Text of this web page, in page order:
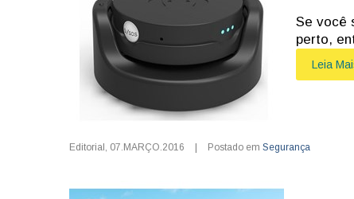
Se você
perto,
Leia
Editorial , 07.MARÇO.2016 Postado em Segurança